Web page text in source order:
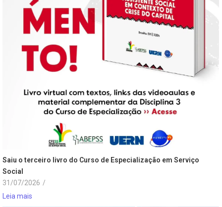
Saiu o terceiro livro do Curso de Especialização em Serviço
Social
31/07/2026 /
Leia mais